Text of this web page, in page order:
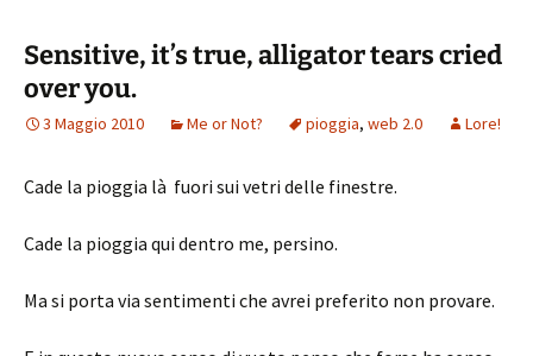
Sensitive, it’s true, alligator tears cried
over you.
3 Maggio 2010 Me or Not? pioggia, web 2.0 Lore!
Cade la pioggia là fuori sui vetri delle finestre.
Cade la pioggia qui dentro me, persino.
Ma si porta via sentimenti che avrei preferito non provare.